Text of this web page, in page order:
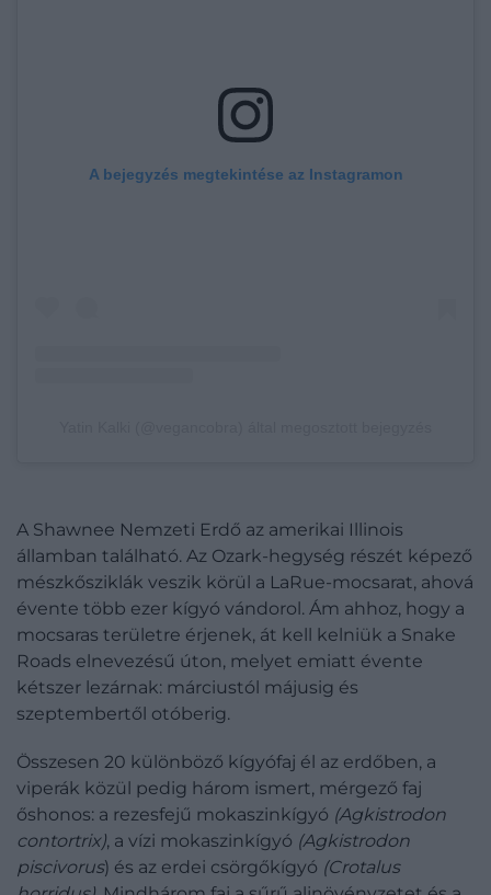
A bejegyzés megtekintése az Instagramon
A Shawnee Nemzeti Erdő az amerikai Illinois
államban található. Az Ozark-hegység részét képező
mészkősziklák veszik körül a LaRue-mocsarat, ahová
évente több ezer kígyó vándorol. Ám ahhoz, hogy a
mocsaras területre érjenek, át kell kelniük a Snake
Roads elnevezésű úton, melyet emiatt évente
kétszer lezárnak: márciustól májusig és
szeptembertől otóberig.
Összesen 20 különböző kígyófaj él az erdőben, a
viperák közül pedig három ismert, mérgező faj
őshonos: a rezesfejű mokaszinkígyó (Agkistrodon
contortrix), a vízi mokaszinkígyó (Agkistrodon
piscivorus) és az erdei csörgőkígyó (Crotalus